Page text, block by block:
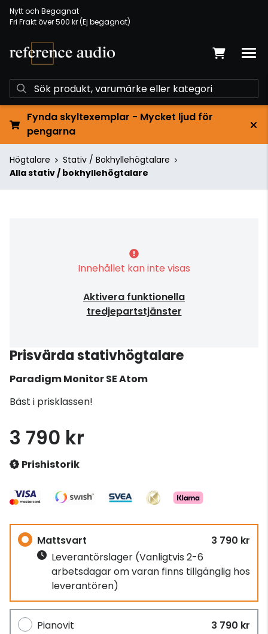
Nytt och Begagnat
Fri Frakt över 500 kr (Ej begagnat)
Fynda skyltexemplar - Mycket ljud för
pengarna
Högtalare
Stativ / Bokhyllehögtalare
Alla stativ / bokhyllehögtalare
Innehållet kan inte visas
Aktivera funktionella
tredjepartstjänster
Prisvärda stativhögtalare
ParadigmMonitor SE Atom
Bäst i prisklassen!
3 790 kr
Prishistorik
Mattsvart
3 790 kr
Leverantörslager (Vanligtvis 2-6
arbetsdagar om varan finns tillgänglig hos
leverantören)
Pianovit
3 790 kr